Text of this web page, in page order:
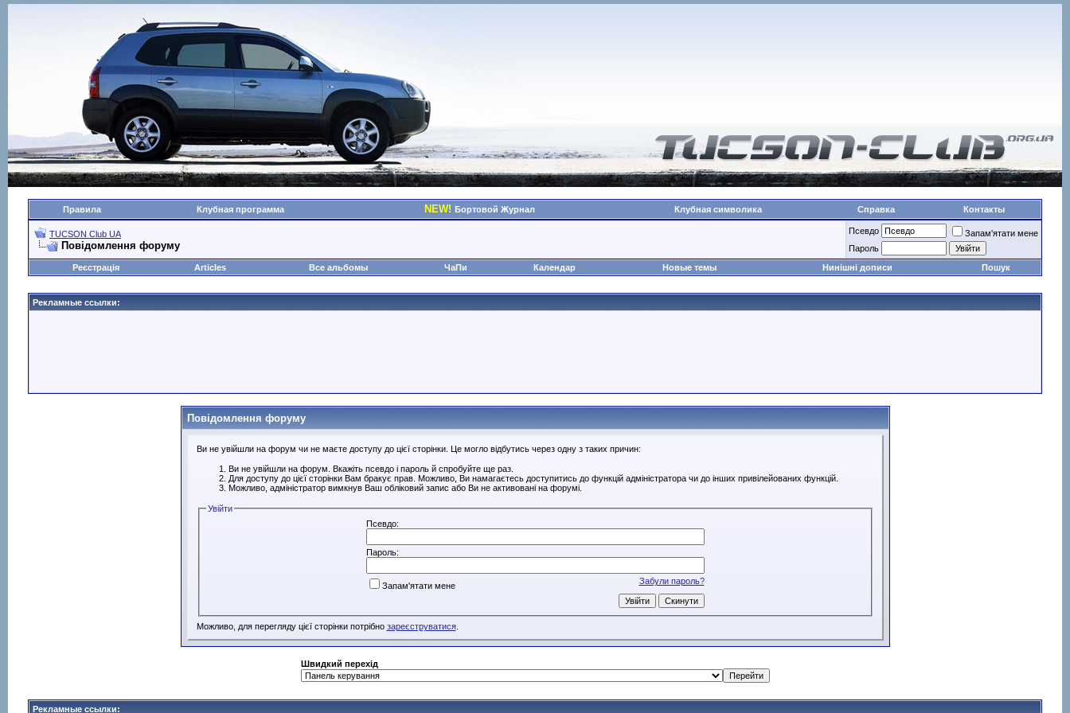
Правила Клубная программа NEW! Бортовой Журнал Клубная символика Справка Контакты
TUCSON Club UA
Повідомлення форуму
Псевдо
Запам'ятати мене
Пароль
Реєстрація
Articles Все альбомы ЧаПи Календар Новые темы Нинішні дописи Пошук
Рекламные ссылки:
Повідомлення форуму
Ви не увійшли на форум чи не маєте доступу до цієї сторінки. Це могло відбутись через одну з таких причин:
Ви не увійшли на форум. Вкажіть псевдо і пароль й спробуйте ще раз.
Для доступу до цієї сторінки Вам бракує прав. Можливо, Ви намагаєтесь доступитись до функцій адміністратора чи до інших привілейованих функцій.
Можливо, адміністратор вимкнув Ваш обліковий запис або Ви не активовані на форумі.
Увійти
Псевдо:
Пароль:
Забули пароль?
Запам'ятати мене
Можливо, для перегляду цієї сторінки потрібно зареєструватися.
Швидкий перехід
Рекламные ссылки: